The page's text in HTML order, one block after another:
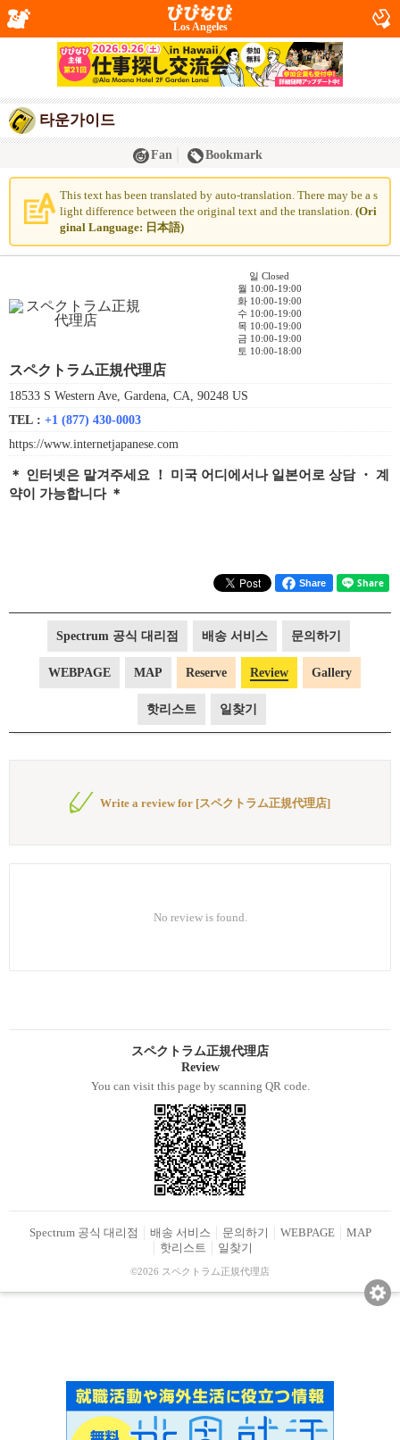
Los Angeles
타운가이드
Fan Bookmark
This text has been translated by auto-translation. There may be a s
light difference between the original text and the translation. (Ori
ginal Language: 日本語)
일 Closed
월 10:00-19:00
화 10:00-19:00
수 10:00-19:00
목 10:00-19:00
금 10:00-19:00
토 10:00-18:00
スペクトラム正規代理店
18533 S Western Ave, Gardena, CA, 90248 US
TEL : +1 (877) 430-0003
https://www.internetjapanese.com
＊ 인터넷은 맡겨주세요 ！ 미국 어디에서나 일본어로 상담 ・ 계
약이 가능합니다 ＊
Share
Spectrum 공식 대리점 배송 서비스 문의하기
WEBPAGE MAP Reserve Review Gallery
핫리스트 일찾기
Write a review for [スペクトラム正規代理店]
No review is found.
スペクトラム正規代理店
Review
You can visit this page by scanning QR code.
Spectrum 공식 대리점 배송 서비스 문의하기 WEBPAGE
MAP
핫리스트
일찾기
©2026 スペクトラム正規代理店